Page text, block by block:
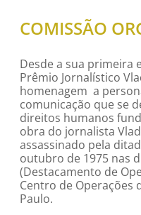
COMISSÃO
Desde a sua primeira
Prêmio Jornalístico
homenagem a
comunicação que se
direitos humanos
obra do jornalista
assassinado pela
outubro de 1975 nas
(Destacamento de
Centro de Operações
Paulo.